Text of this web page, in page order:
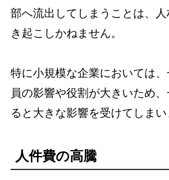
部へ流出してしまうことは、人
き起こしかねません。
特に小規模な企業においては
員の影響や役割が大きいため
ると大きな影響を受けてしまい
人件費の高騰